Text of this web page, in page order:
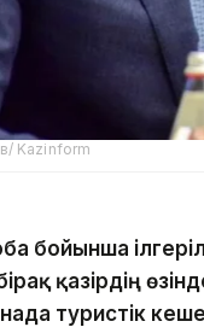
Kazinform
бойынша
қазірдің
туристік